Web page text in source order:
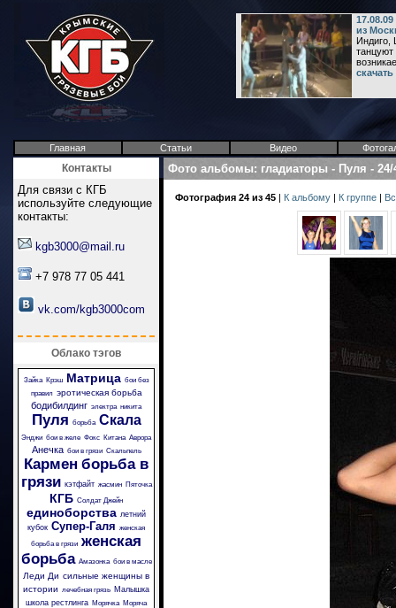
из
Индиго,
танцуют
Главная Статьи Видео
Контакты
Для связи с КГБ
используйте следующие
контакты:
kgb3000@mail.ru
+7 978 77 05 441
vk.com/kgb3000com
Облако тэгов
Зайка Крэш Матрица бои без
правил эротическая борьба
бодибилдинг электра никита
Пуля борьба Скала
Энджи бои в желе Фокс Китана Аврора
Анечка бои в грязи Скальпель
Кармен борьба в
грязи кэтфайт жасмин Пяточка
КГБ Солдат Джейн
единоборства летний
кубок Супер-Галя женская
борьба в грязи женская
борьба Амазонка бои в масле
Леди Ди сильные женщины в
истории лечебная грязь Малышка
школа рестлинга Морячка Моряча
Фото альбомы: гладиаторы - Пуля - 24/
Фотография 24 из 45 | К альбому | К группе |